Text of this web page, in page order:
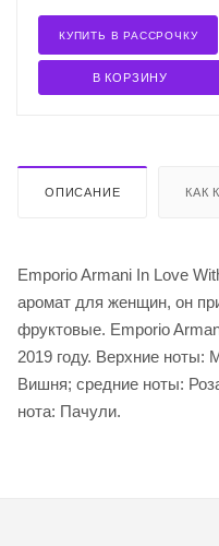
В КОРЗИНУ
КУПИТЬ В РАССРОЧКУ
ОПИСАНИЕ КАК
Emporio Armani In Love
аромат для женщин, он
фруктовые. Emporio
2019 году. Верхние ноты:
Вишня; средние ноты:
нота: Пачули.